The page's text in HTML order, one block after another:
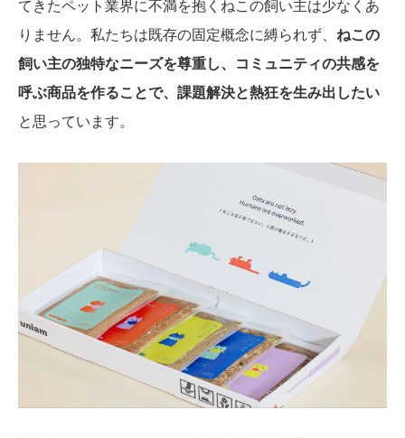
てきたペット業界に不満を抱くねこの飼い主は少なくあ
りません。私たちは既存の固定概念に縛られず、 ねこの
飼い主の独特なニーズを尊重し、コミュニティの共感を
呼ぶ商品を作ることで、課題解決と熱狂を生み出したい
と思っています。